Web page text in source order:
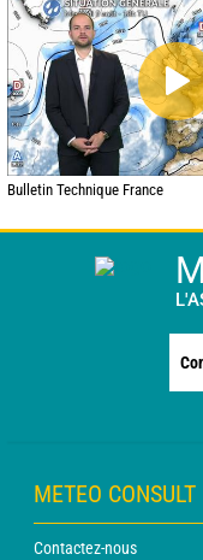
Bulletin Technique France
METEO CONSULT
Contactez-nous